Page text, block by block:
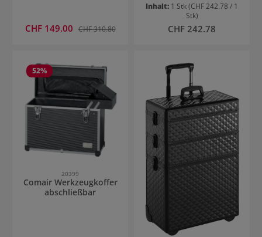
Verkaufspreis:
CHF 149.00 Regulärer Preis:
CHF 310.80
Inhalt: 1 Stk(CHF 242.78 / 1
Stk)
Regulärer Preis:
CHF 242.78
52%
20399
Comair Werkzeugkoffer
abschließbar